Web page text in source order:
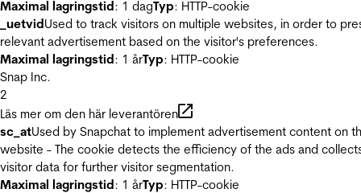
Maximal lagringstid: 1 dagTyp: HTTP-cookie
_uetvidUsed to track visitors on multiple websites, in order to
relevant advertisement based on the visitor's preferences.
Maximal lagringstid: 1 årTyp: HTTP-cookie
Snap Inc.
2
Läs mer om den här leverantören
sc_atUsed by Snapchat to implement advertisement content on
website - The cookie detects the efficiency of the ads and
visitor data for further visitor segmentation.
Maximal lagringstid: 1 årTyp: HTTP-cookie